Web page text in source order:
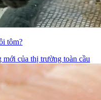
tôm?
của thị trường toàn cầu